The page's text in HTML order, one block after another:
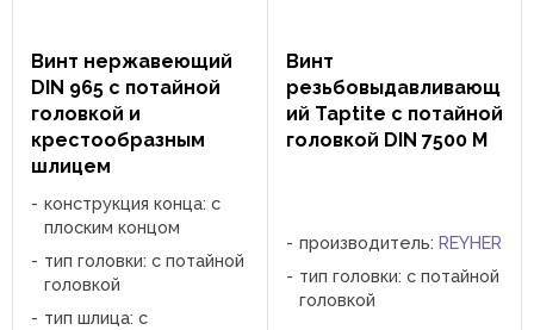
Винт нержавеющий
DIN 965 с потайной
головкой и
крестообразным
шлицем
конструкция конца: с
плоским концом
тип головки: с потайной
головкой
тип шлица: с
Винт
резьбовыдавливающ
ий Taptite с потайной
головкой DIN 7500 M
производитель: REYHER
тип головки: с потайной
головкой